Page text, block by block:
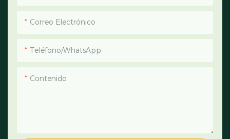
Correo Electrónico
Teléfono/WhatsApp
Contenido